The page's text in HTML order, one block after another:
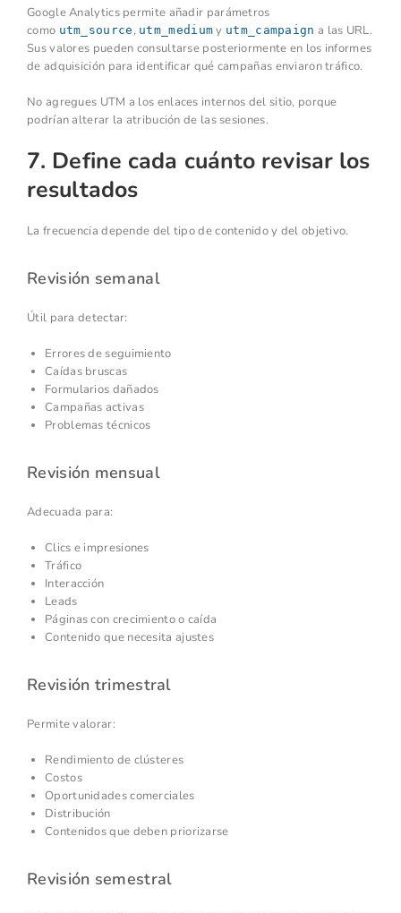
Google Analytics permite añadir parámetros
como utm_source , utm_medium y utm_campaign a las URL.
Sus valores pueden consultarse posteriormente en los informes
de adquisición para identificar qué campañas enviaron tráfico.
No agregues UTM a los enlaces internos del sitio, porque
podrían alterar la atribución de las sesiones.
7. Define cada cuánto revisar los
resultados
La frecuencia depende del tipo de contenido y del objetivo.
Revisión semanal
Útil para detectar:
Errores de seguimiento
Caídas bruscas
Formularios dañados
Campañas activas
Problemas técnicos
Revisión mensual
Adecuada para:
Clics e impresiones
Tráfico
Interacción
Leads
Páginas con crecimiento o caída
Contenido que necesita ajustes
Revisión trimestral
Permite valorar:
Rendimiento de clústeres
Costos
Oportunidades comerciales
Distribución
Contenidos que deben priorizarse
Revisión semestral